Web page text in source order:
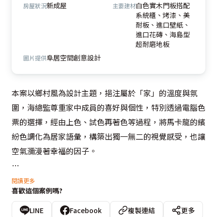
房屋狀況新成屋 主要建材白色實木門板搭配
系統櫃、烤漆、美
耐板、進口壁紙、
進口花磚、海島型
超耐磨地板
圖片提供阜居空間創意設計
本案以鄉村風為設計主題，挹注屬於「家」的溫度與氛
圍，海總監尊重家中成員的喜好與個性，特別透過電腦色
票的選擇，經由上色、試色再著色等過程，將馬卡龍的繽
紛色調化為居家語彙，構築出獨一無二的視覺感受，也讓
空氣瀰漫著幸福的因子。
來到場域內，阜居空間創意設計串聯公共場域的主要軸
線，將客廳、餐廳、廚房與書房並開放的形式放大使用尺
度，形塑兼顧生活需求與情感交流的動線格局，此外，也
閱讀更多
喜歡這個案例嗎?
LINE Facebook 複製連結
更多